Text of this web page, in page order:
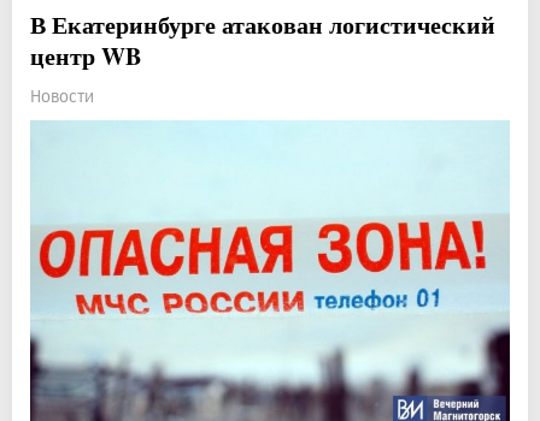
В Екатеринбурге атакован логистический
центр WB
Новости